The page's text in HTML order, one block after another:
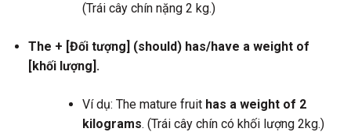
(Trái cây chín nặng 2 kg.)
The + [Đối tượng] (should) has/have a weight of
[khối lượng].
Ví dụ: The mature fruit has a weight of 2
kilograms. (Trái cây chín có khối lượng 2kg.)